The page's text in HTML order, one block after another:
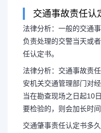
交通事故责任认
法律分析：一般的交通
负责处理的交警当天或
任认定书。
法律分析：交通事故责
安机关交通管理部门对
当在勘查现场之日起10
要检验的，则会加长时间
交通肇事责任认定书多